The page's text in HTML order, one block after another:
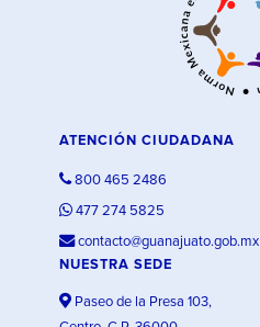
ATENCIÓN CIUDADANA
800 465 2486
477 274 5825
contacto@guanajuato.gob.mx
NUESTRA SEDE
Paseo de la Presa 103,